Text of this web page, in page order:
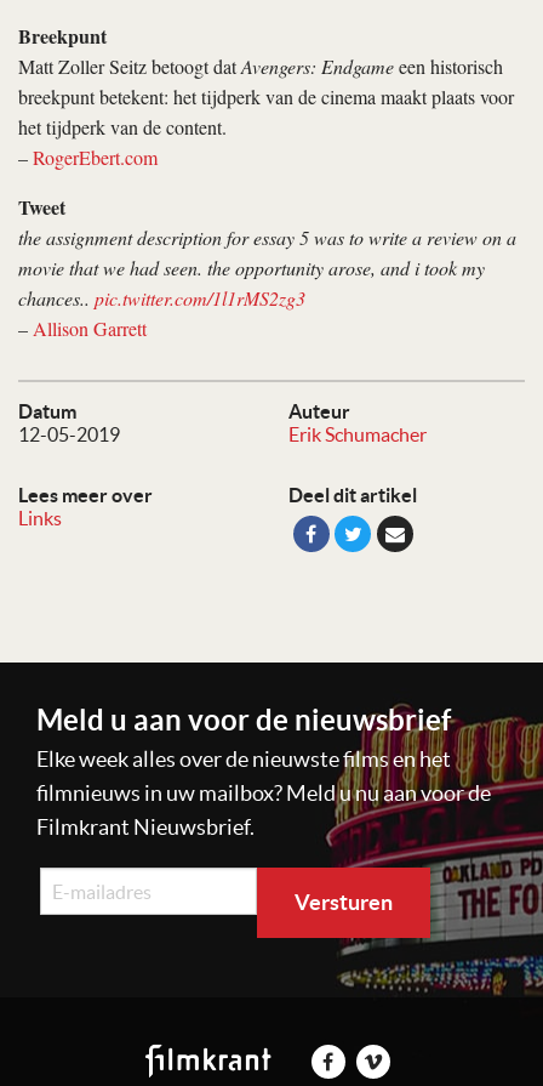
Datum
12-05-2019
Auteur
Erik Schumacher
Lees meer over
Links
Deel dit artikel
Breekpunt
Matt Zoller Seitz betoogt datAvengers: Endgameeen historisch
breekpunt betekent: het tijdperk van de cinema maakt plaats voor
het tijdperk van de content.
–RogerEbert.com
Tweet
the assignment description for essay 5 was to write a review on a
movie that we had seen. the opportunity arose, and i took my
chances.. pic.twitter.com/1l1rMS2zg3
–Allison Garrett
Meld u aan voor de nieuwsbrief
Elke week alles over de nieuwste films en het
filmnieuws in uw mailbox? Meld u nu aan voor de
Filmkrant Nieuwsbrief.